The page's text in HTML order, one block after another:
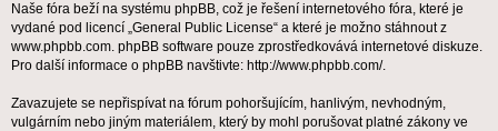
Naše fóra beží na systému phpBB, což je řešení internetového fóra, které je
vydané pod licencí „General Public License“ a které je možno stáhnout z
www.phpbb.com. phpBB software pouze zprostředkovává internetové diskuze.
Pro další informace o phpBB navštivte: http://www.phpbb.com/.
Zavazujete se nepřispívat na fórum pohoršujícím, hanlivým, nevhodným,
vulgárním nebo jiným materiálem, který by mohl porušovat platné zákony ve